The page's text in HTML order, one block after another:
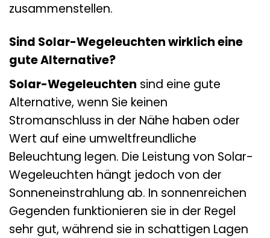
zusammenstellen.
Sind Solar-Wegeleuchten wirklich eine
gute Alternative?
Solar-Wegeleuchten sind eine gute
Alternative, wenn Sie keinen
Stromanschluss in der Nähe haben oder
Wert auf eine umweltfreundliche
Beleuchtung legen. Die Leistung von Solar-
Wegeleuchten hängt jedoch von der
Sonneneinstrahlung ab. In sonnenreichen
Gegenden funktionieren sie in der Regel
sehr gut, während sie in schattigen Lagen